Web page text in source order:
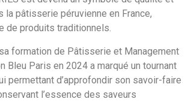
la pâtisserie péruvienne en France,
de produits traditionnels.
formation de Pâtisserie et Management
Bleu Paris en 2024 a marqué un tournant
permettant d’approfondir son savoir-faire
l’essence des saveurs